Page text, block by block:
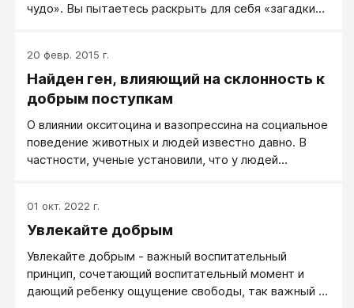
чудо». Вы пытаетесь рас­крыть для себя «загадки»
стране в исторически короткие сроки добиться
значительных успехов в деле модернизации
общества и экономики, обеспечив место среди
раскроем некоторые секреты «икудзи» —
успешного воспитания детей в Японии, которые,
надеемся, помогут вам воспитать своего
20 февр. 2015 г.
Найден ген, влияющий на склонность к
добрым поступкам
О влиянии окситоцина и вазопрессина на социальное
поведение животных и людей известно давно. В
частности, ученые установили, что у людей
поведением, а поведение — генами). С другой
стороны, близнецовый анализ показал, что эти
наследственными. Это позволяло предположить,
что те или иные варианты (аллели) генов, связанных
с синтезом окситоцина или с его восприятием
01 окт. 2022 г.
Увлекайте добрым
Увлекайте добрым - важный воспитательный
принцип, сочетающий воспитательный момент и
дающий ребенку ощущение свободы, так важный в